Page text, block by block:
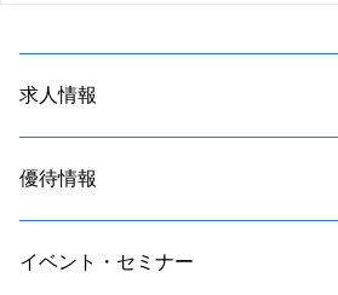
求人情報
優待情報
イベント・セミナー